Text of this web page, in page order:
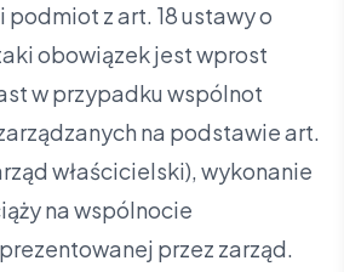
podmiot z art. 18 ustawy o
obowiązek jest wprost
w przypadku wspólnot
na podstawie art.
właścicielski), wykonanie
na wspólnocie
przez zarząd.